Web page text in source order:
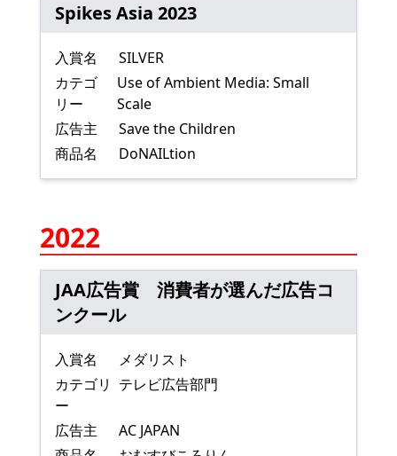
Spikes Asia 2023
入賞名
SILVER
カテゴ
リー
Use of Ambient Media: Small
Scale
広告主
Save the Children
商品名
DoNAILtion
2022
JAA広告賞 消費者が選んだ広告コ
ンクール
入賞名
メダリスト
カテゴリ
ー
テレビ広告部門
広告主
AC JAPAN